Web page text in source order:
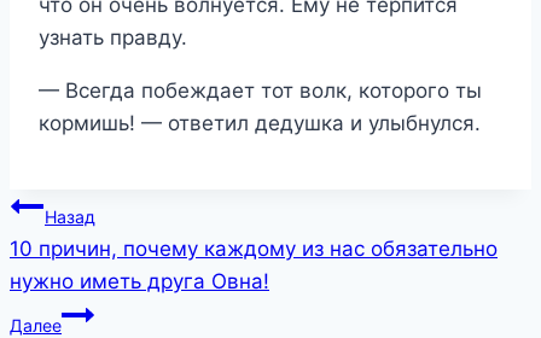
что он очень волнуется. Ему не терпится
узнать правду.
— Всегда побеждает тот волк, которого ты
кормишь! — ответил дедушка и улыбнулся.
Навигация
по
записям
Назад
10 причин, почему каждому из нас обязательно
нужно иметь друга Овна!
Далее